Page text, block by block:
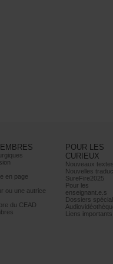
POURLES
CURIEUX
Nouveauxtextes
SureFire2025
Pourles
enseignant.e.s
Liensimportants